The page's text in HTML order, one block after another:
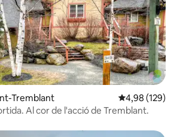
Tremblant 4,98 de
4,98 (129)
Al cor de l'acció de Tremblant.